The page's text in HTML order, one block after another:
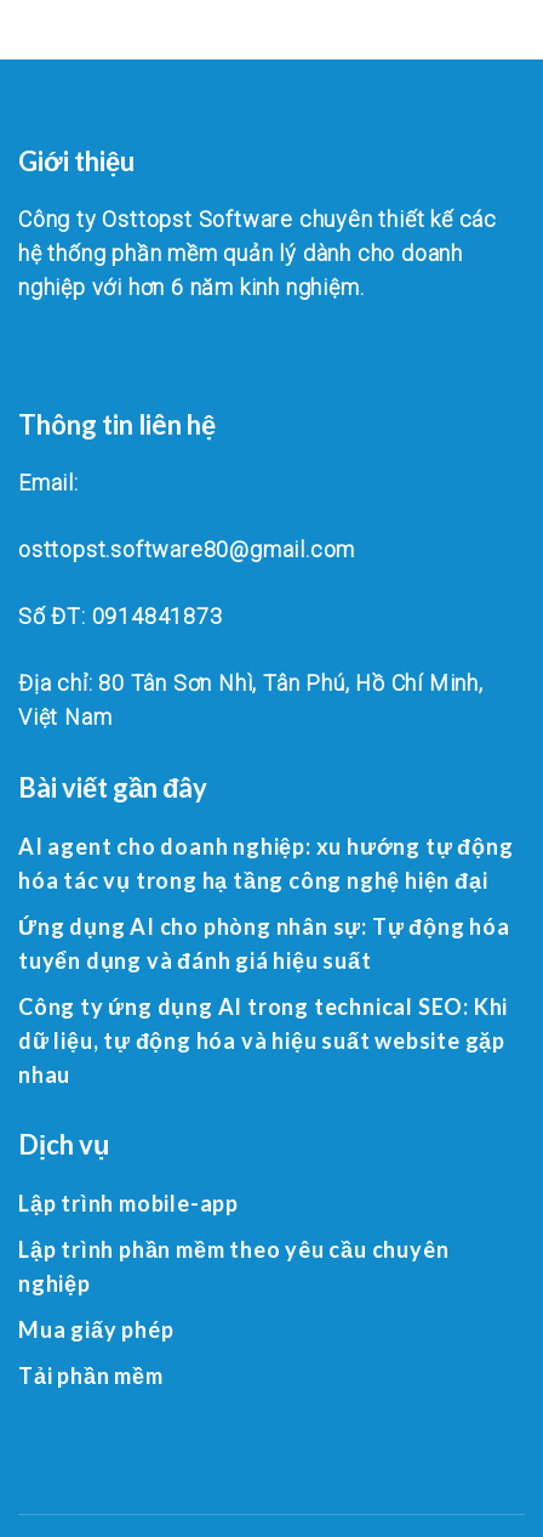
Giới thiệu
Công ty Osttopst Software chuyên thiết kế các
hệ thống phần mềm quản lý dành cho doanh
nghiệp với hơn 6 năm kinh nghiệm.
Thông tin liên hệ
Email:
osttopst.software80@gmail.com
Số ĐT: 0914841873
Địa chỉ: 80 Tân Sơn Nhì, Tân Phú, Hồ Chí Minh,
Việt Nam
Bài viết gần đây
AI agent cho doanh nghiệp: xu hướng tự động
hóa tác vụ trong hạ tầng công nghệ hiện đại
Ứng dụng AI cho phòng nhân sự: Tự động hóa
tuyển dụng và đánh giá hiệu suất
Công ty ứng dụng AI trong technical SEO: Khi
dữ liệu, tự động hóa và hiệu suất website gặp
nhau
Dịch vụ
Lập trình mobile-app
Lập trình phần mềm theo yêu cầu chuyên
nghiệp
Mua giấy phép
Tải phần mềm